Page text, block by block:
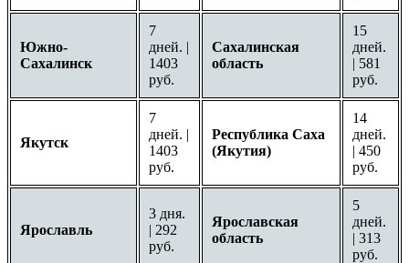
Южно-
Сахалинск
7
дней. |
1403
руб.
Сахалинская
область
15
дней.
| 581
руб.
Якутск
7
дней. |
1403
руб.
Республика Саха
(Якутия)
14
дней.
| 450
руб.
Ярославль
3 дня.
| 292
руб.
Ярославская
область
5
дней.
| 313
руб.